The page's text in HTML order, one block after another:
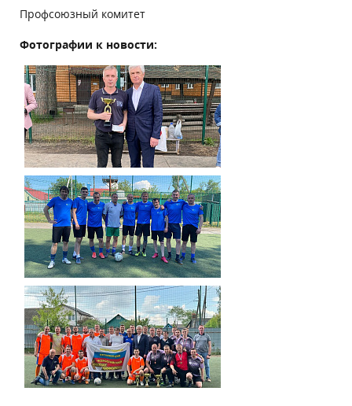
Профсоюзный комитет
Фотографии к новости: